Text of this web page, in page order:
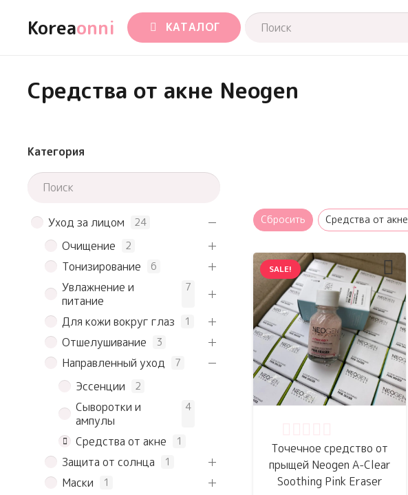
Koreaonni КАТАЛОГ
Средства от акне Neogen
Категория
Уход за лицом 24
Очищение 2
Тонизирование 6
Увлажнение и
питание
7
Для кожи вокруг глаз 1
Отшелушивание 3
Направленный уход 7
Эссенции 2
Сыворотки и
ампулы
4
Средства от акне 1
Защита от солнца 1
Маски 1
Сбросить Средства от акне
SALE!
Точечное средство от
прыщей Neogen A-Clear
Soothing Pink Eraser